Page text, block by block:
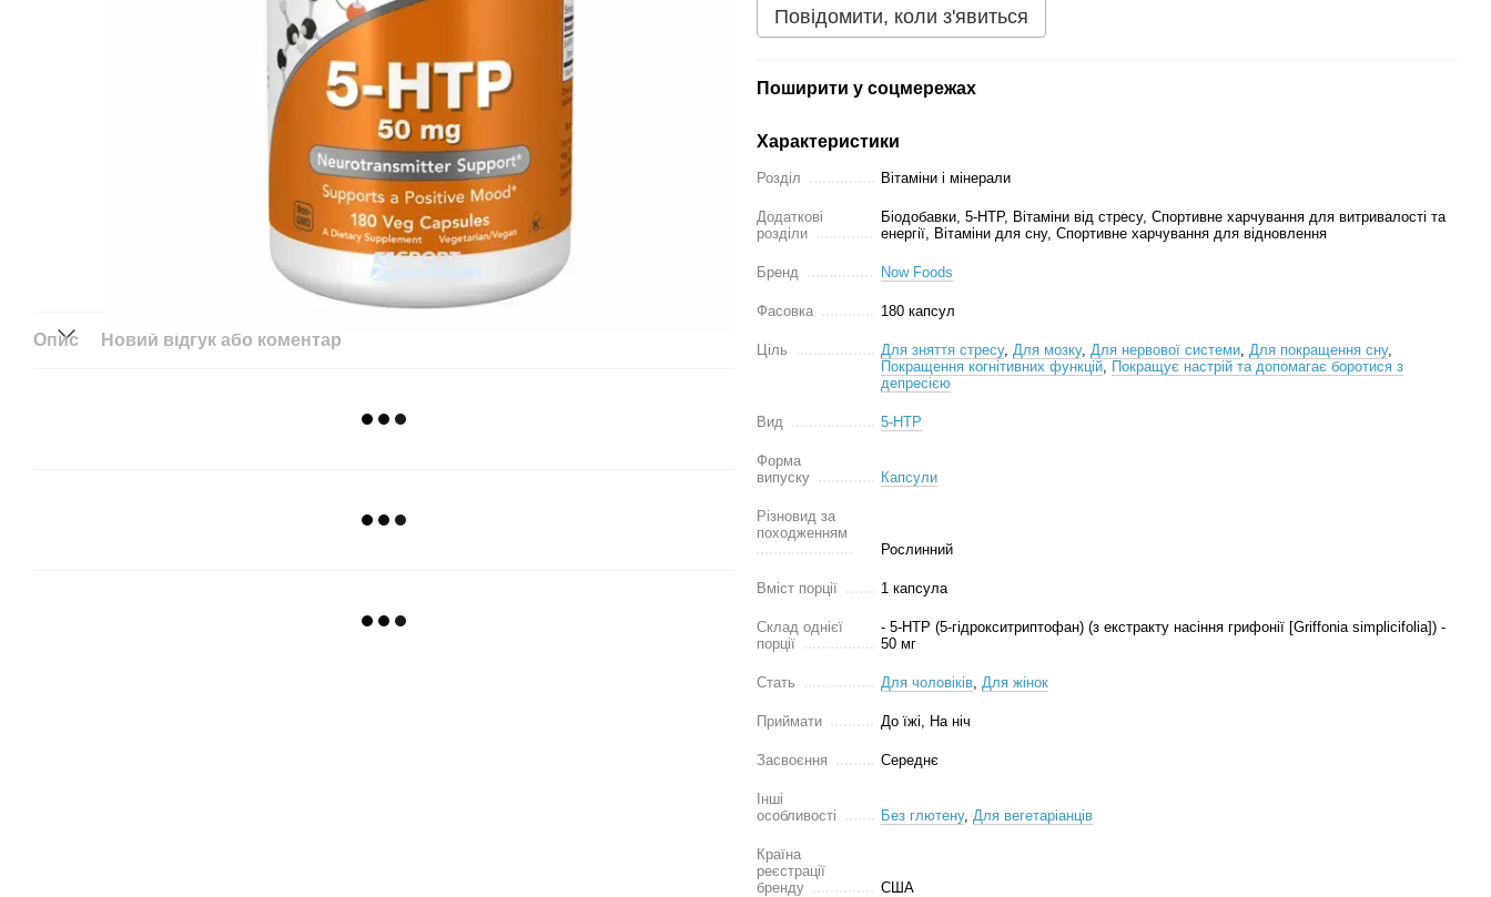
Опис Новий відгук або коментар
Повідомити, коли з'явиться
Поширити у соцмережах
Характеристики
Розділ Вітаміни і мінерали
Додаткові
розділи
Біодобавки, 5-HTP, Вітаміни від стресу, Спортивне харчування для витривалості та
енергії, Вітаміни для сну, Спортивне харчування для відновлення
Бренд Now Foods
Фасовка 180 капсул
Ціль Для зняття стресу, Для мозку, Для нервової системи, Для покращення сну,
Покращення когнітивних функцій, Покращує настрій та допомагає боротися з
депресією
Вид 5-HTP
Форма
випуску
Капсули
Різновид за
походженням
Рослинний
Вміст порції 1 капсула
Склад однієї
порції
- 5-HTP (5-гідрокситриптофан) (з екстракту насіння грифонії [Griffonia simplicifolia]) -
50 мг
Стать Для чоловіків, Для жінок
Приймати До їжі, На ніч
Засвоєння Середнє
Інші
особливості
Без глютену, Для вегетаріанців
Країна
реєстрації
бренду
США